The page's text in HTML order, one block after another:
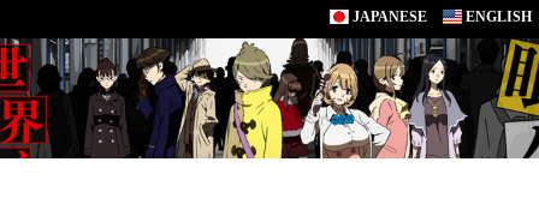
JAPANESE ENGLISH